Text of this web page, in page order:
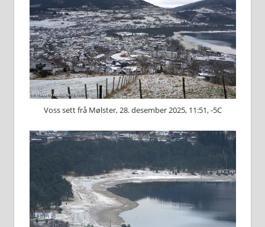
Voss sett frå Mølster, 28. desember 2025, 11:51, -5C